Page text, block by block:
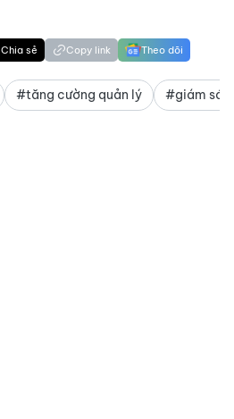
Chia sẻ Copy link Theo dõi
#tăng cường quản lý #giám sát